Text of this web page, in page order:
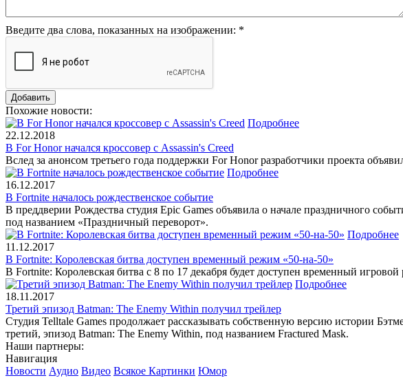
Введите два слова, показанных на изображении: *
Похожие новости:
Подробнее
22.12.2018
В For Honor начался кроссовер с Assassin's Creed
Вслед за анонсом третьего года поддержки For Honor разработчики проекта
Подробнее
16.12.2017
В Fortnite началось рождественское событие
В преддверии Рождества студия Epic Games объявила о начале праздничного
под названием «Праздничный переворот».
Подробнее
11.12.2017
В Fortnite: Королевская битва доступен временный режим «50-на-50»
В Fortnite: Королевская битва с 8 по 17 декабря будет доступен временный
Подробнее
18.11.2017
Третий эпизод Batman: The Enemy Within получил трейлер
Студия Telltale Games продолжает рассказывать собственную версию истории
третий, эпизод Batman: The Enemy Within, под названием Fractured Mask.
Наши партнеры:
Навигация
Новости Аудио Видео Всякое Картинки Юмор